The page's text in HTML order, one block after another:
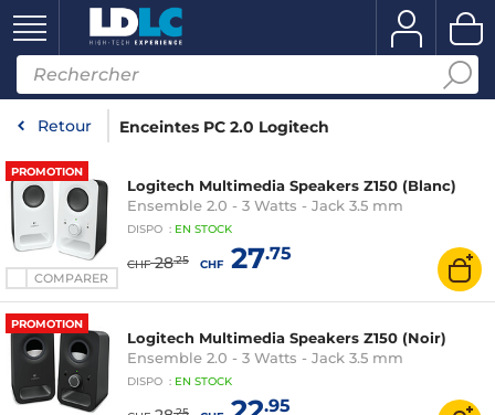
Retour Enceintes PC 2.0 Logitech
PROMOTION
COMPARER
Logitech Multimedia Speakers Z150 (Blanc)
Ensemble 2.0 - 3 Watts - Jack 3.5 mm
DISPO : EN STOCK
CHF28.25 CHF27.75
PROMOTION
Logitech Multimedia Speakers Z150 (Noir)
Ensemble 2.0 - 3 Watts - Jack 3.5 mm
DISPO : EN STOCK
.95